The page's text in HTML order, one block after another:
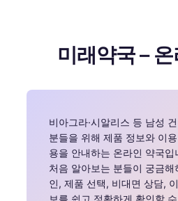
미래약국 –
비아그라·시알리스 등 남성
분들을 위해 제품 정보와 이
용을 안내하는 온라인 약국입
처음 알아보는 분들이 궁금
인, 제품 선택, 비대면 상담,
보를 쉽고 정확하게 확인할